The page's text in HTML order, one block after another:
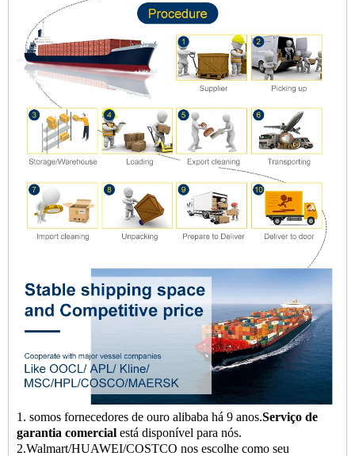
1. somos fornecedores de ouro alibaba há 9 anos.Serviço de
garantia comercial está disponível para nós.
2.Walmart/HUAWEI/COSTCO nos escolhe como seu